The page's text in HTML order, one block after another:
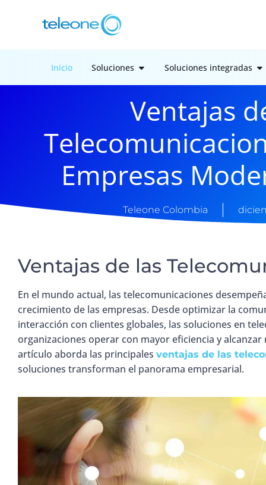
Inicio Soluciones Soluciones integradas
Ventajas
Empresas
Teleone Colombia
Ventajas de las
En el mundo actual, las telecomunicaciones
crecimiento de las empresas. Desde optimizar la
interacción con clientes globales, las soluciones en
organizaciones operar con mayor eficiencia y
artículo aborda las principales ventajas de las
soluciones transforman el panorama empresarial.